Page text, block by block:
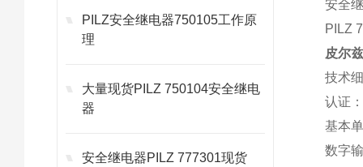
PILZ安全继电器750105工作原
理
大量现货PILZ 750104安全继电
器
安全继电器PILZ 777301现货
安全
PILZ
皮尔
技术
认证
基本
数字